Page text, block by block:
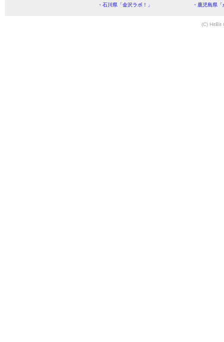
・石川県「金沢ラボ！」
・鹿児島県
(C) HitBit